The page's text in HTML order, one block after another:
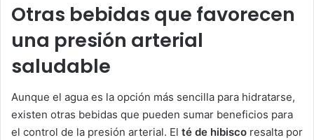
Otras bebidas que favorecen
una presión arterial
saludable
Aunque el agua es la opción más sencilla para hidratarse,
existen otras bebidas que pueden sumar beneficios para
el control de la presión arterial. El té de hibisco resalta por